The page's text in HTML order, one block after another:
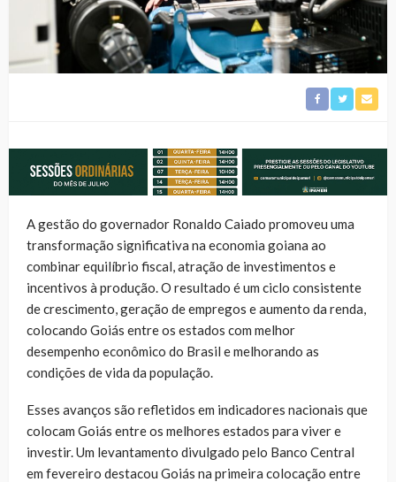
A gestão do governador Ronaldo Caiado promoveu uma
transformação significativa na economia goiana ao
combinar equilíbrio fiscal, atração de investimentos e
incentivos à produção. O resultado é um ciclo consistente
de crescimento, geração de empregos e aumento da renda,
colocando Goiás entre os estados com melhor
desempenho econômico do Brasil e melhorando as
condições de vida da população.
Esses avanços são refletidos em indicadores nacionais que
colocam Goiás entre os melhores estados para viver e
investir. Um levantamento divulgado pelo Banco Central
em fevereiro destacou Goiás na primeira colocação entre